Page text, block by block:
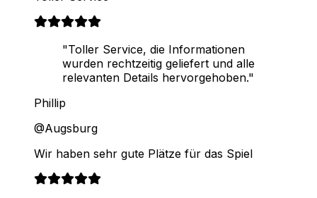
"Toller Service, die Informationen
wurden rechtzeitig geliefert und alle
relevanten Details hervorgehoben."
Phillip
@Augsburg
Wir haben sehr gute Plätze für das Spiel